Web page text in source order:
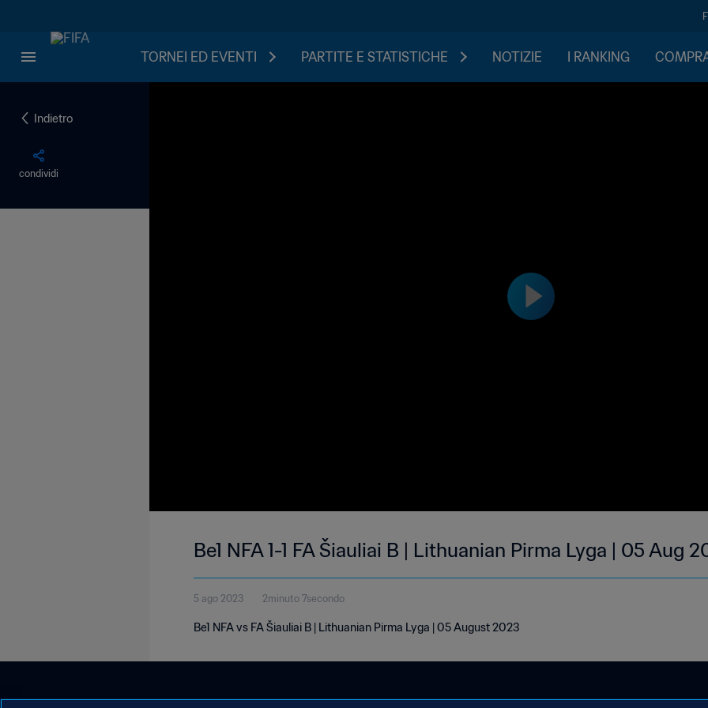
TORNEI ED EVENTI PARTITE E STATISTICHE NOTIZIE I RANKING
Indietro
condividi
Be1 NFA 1-1 FA Šiauliai B | Lithuanian Pirma Lyga | 05 Aug
5 ago 2023 2minuto 7secondo
Be1 NFA vs FA Šiauliai B | Lithuanian Pirma Lyga | 05 August 2023